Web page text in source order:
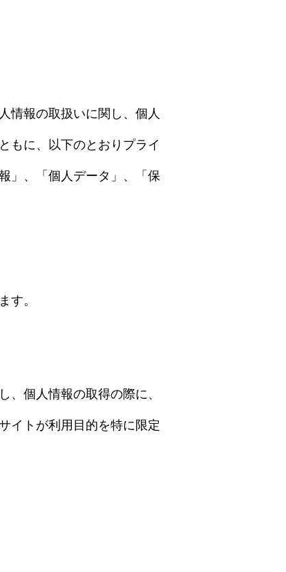
情報の取扱いに関し、個人
もに、以下のとおりプライ
」、「個人データ」、「保
す。
、個人情報の取得の際に、
イトが利用目的を特に限定